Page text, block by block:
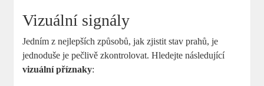
Vizuální signály
Jedním z nejlepších způsobů, jak zjistit stav prahů, je
jednoduše je pečlivě zkontrolovat. Hledejte následující
vizuální příznaky: